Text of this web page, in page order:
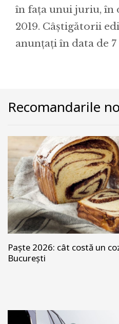
în faţa unui juriu, în
2019. Câștigătorii
anunțați în data de
Recomandarile
Paște 2026: cât costă un
București